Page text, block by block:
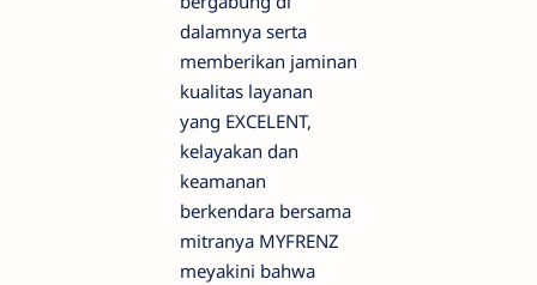
dalamnya serta
memberikan jaminan
kualitas layanan
yang EXCELENT,
kelayakan dan
keamanan
berkendara bersama
mitranya MYFRENZ
meyakini bahwa